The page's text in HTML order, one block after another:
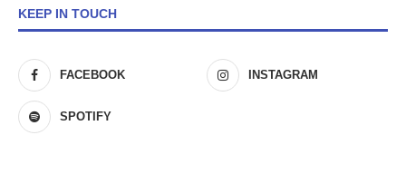
KEEP IN TOUCH
FACEBOOK INSTAGRAM
SPOTIFY